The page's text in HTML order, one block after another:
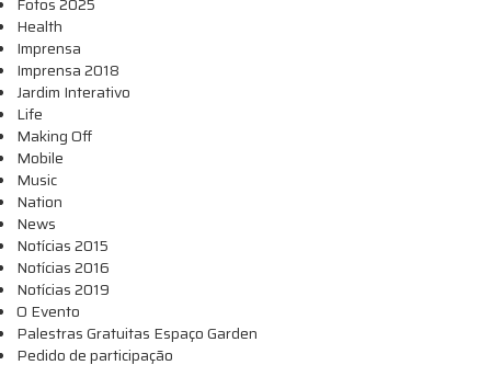
Health
Imprensa
Imprensa 2018
Jardim Interativo
Life
Making Off
Mobile
Music
Nation
News
Notícias 2015
Notícias 2016
Notícias 2019
O Evento
Palestras Gratuitas Espaço Garden
Pedido de participação